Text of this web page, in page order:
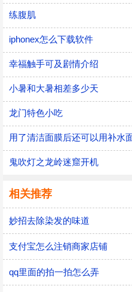
练腹肌
iphonex怎么下载软件
幸福触手可及剧情介绍
小暑和大暑相差多少天
龙门特色小吃
用了清洁面膜后还可以用补水
鬼吹灯之龙岭迷窟开机
相关推荐
妙招去除染发的味道
支付宝怎么注销商家店铺
qq里面的拍一拍怎么弄